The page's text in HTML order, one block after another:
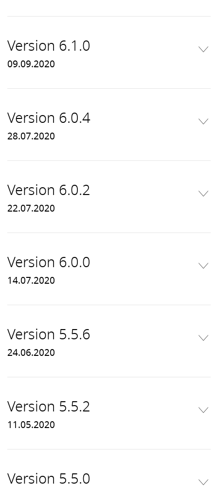
Version 6.1.0
09.09.2020
Version 6.0.4
28.07.2020
Version 6.0.2
22.07.2020
Version 6.0.0
14.07.2020
Version 5.5.6
24.06.2020
Version 5.5.2
11.05.2020
Version 5.5.0